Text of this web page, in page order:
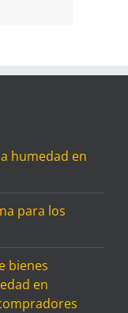
humedad en
para los
bienes
en